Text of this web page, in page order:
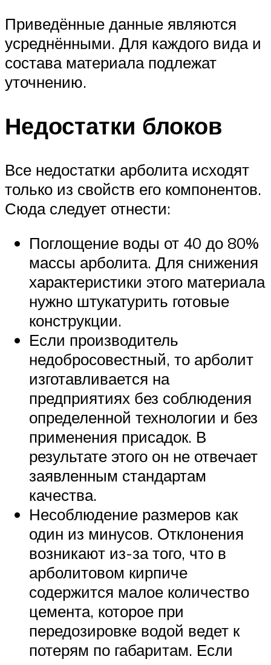
Приведённые данные являются
усреднёнными. Для каждого вида и
состава материала подлежат
уточнению.
Недостатки блоков
Все недостатки арболита исходят
только из свойств его компонентов.
Сюда следует отнести:
Поглощение воды от 40 до 80%
массы арболита. Для снижения
характеристики этого материала
нужно штукатурить готовые
конструкции.
Если производитель
недобросовестный, то арболит
изготавливается на
предприятиях без соблюдения
определенной технологии и без
применения присадок. В
результате этого он не отвечает
заявленным стандартам
качества.
Несоблюдение размеров как
один из минусов. Отклонения
возникают из-за того, что в
арболитовом кирпиче
содержится малое количество
цемента, которое при
передозировке водой ведет к
потерям по габаритам. Если